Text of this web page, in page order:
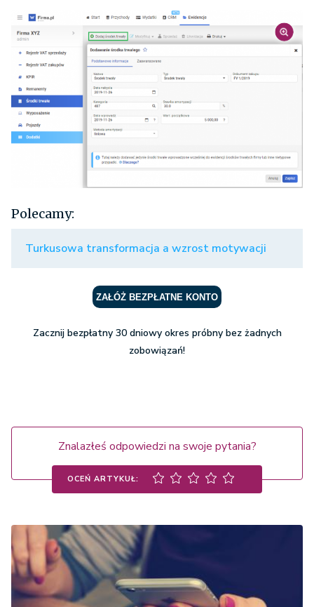
Polecamy:
Turkusowa transformacja a wzrost motywacji
ZAŁÓŻ BEZPŁATNE KONTO
Zacznij bezpłatny 30 dniowy okres próbny bez żadnych
zobowiązań!
Znalazłeś odpowiedzi na swoje pytania?
OCEŃ ARTYKUŁ: